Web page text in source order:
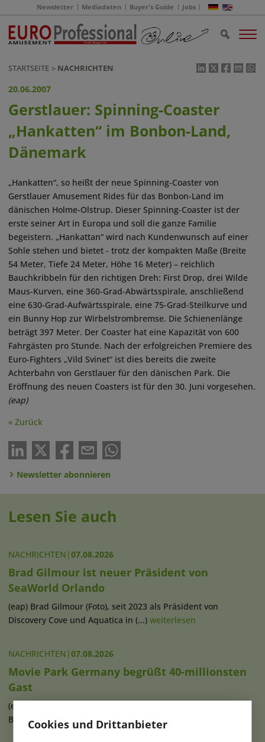
Cookies und Drittanbieter
Newsletter Mediadaten Buyer's Guide Jobs
STARTSEITE NACHRICHTEN
20.06.2007
Gerstlauer: Spinning-Coaster
„Hankatten“ im Bonbon-Land,
Dänemark
„Hankatten“, so heißt der neue Spinning-Coaster von
Gerstlauer Amusement Rides für das Bonbon-Land im
dänischen Holme-Olstrup. Dieser Spinning-Coaster ist der
erste seiner Art in Europa und soll die ganze Familie
begeistern. „Hankattan“ wird nach Kundenwunsch auf einer
Sohle stehen und bietet - trotz der kompakten Maße (Breite
54 Meter, Tiefe 24 Meter, Höhe 16 Meter) – reichlich
Bauchkribbeln für den richtigen Dreh: First Drop, drei Wilde
Maus-Kurven, eine 360-Grad-Abwärtsspirale, anschließend
eine 630-Grad-Aufwärtsspirale, eine 75-Grad-Steilkurve und
ein Bunny Hop zur Wirbelstrombremse. Die Schienenlänge
beträgt 397 Meter. Der Coaster hat eine Kapazität von 600
Fahrgästen pro Stunde. Nach der erfolgreichen Premiere des
Euro-Fighters „Vild Svinet“ ist dies bereits die zweite
Achterbahn von Gerstlauer für den dänischen Park. Die
Eröffnung des neuen Coasters ist für den 30. Juni vorgesehen.
(eap)
« Zurück
Newsletter abonnieren
Lesen Sie auch
NACHRICHTEN |07.08.2026
Brad Gilmour ist neuer Präsident von
SeaWorld Orlando
(eap) Brad Gilmour (Foto), seit 2023 als Präsident von
Discovery Cove und Aquatica in (...) weiterlesen
NACHRICHTEN |07.08.2026
Movie Park Germany begrüßt 40-millionsten
Gast
(eap) Diesen Sommer feiert der Movie Park Germany in
Bottrop-Kirchhellen sein 30-jähriges (...)